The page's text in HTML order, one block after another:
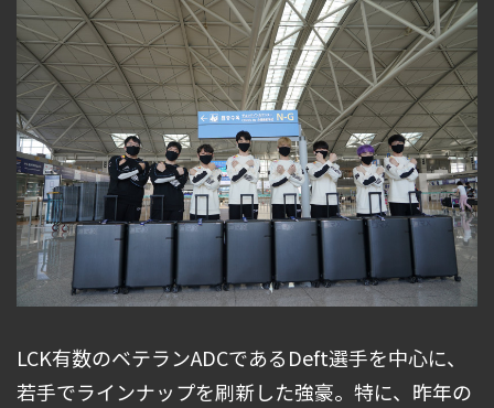
LCK有数のベテランADCであるDeft選手を中心に、
若手でラインナップを刷新した強豪。特に、昨年の